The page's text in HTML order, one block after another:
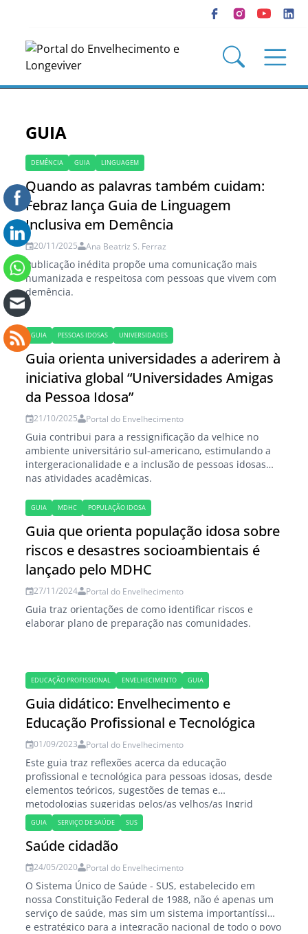
GUIA
DEMÊNCIA GUIA LINGUAGEM
Quando as palavras também cuidam:
Febraz lança Guia de Linguagem
Inclusiva em Demência
20/11/2025 Ana Beatriz S. Ferraz
Publicação inédita propõe uma comunicação mais
humanizada e respeitosa com pessoas que vivem com
demência.
GUIA PESSOAS IDOSAS UNIVERSIDADES
Guia orienta universidades a aderirem à
iniciativa global “Universidades Amigas
da Pessoa Idosa”
21/10/2025 Portal do Envelhecimento
Guia contribui para a ressignificação da velhice no
ambiente universitário sul-americano, estimulando a
intergeracionalidade e a inclusão de pessoas idosas
nas atividades acadêmicas.
GUIA MDHC POPULAÇÃO IDOSA
Guia que orienta população idosa sobre
riscos e desastres socioambientais é
lançado pelo MDHC
27/11/2024 Portal do Envelhecimento
Guia traz orientações de como identificar riscos e
elaborar plano de preparação nas comunidades.
EDUCAÇÃO PROFISSIONAL ENVELHECIMENTO GUIA
Guia didático: Envelhecimento e
Educação Profissional e Tecnológica
01/09/2023 Portal do Envelhecimento
Este guia traz reflexões acerca da educação
profissional e tecnológica para pessoas idosas, desde
elementos teóricos, sugestões de temas e
metodologias sugeridas pelos/as velhos/as Ingrid
Rochelle Rêgo Nogueira e Francisco Vanderlei Ferreira
da Costa (*) Este Guia Didático é parte da
Dissertação Entre Demandas e Invisibilidades:
Educação Profissional…
GUIA SERVIÇO DE SAÚDE SUS
Saúde cidadão
24/05/2020 Portal do Envelhecimento
O Sistema Único de Saúde - SUS, estabelecido em
nossa Constituição Federal de 1988, não é apenas um
serviço de saúde, mas sim um sistema importantíssimo
e estratégico para a integração nacional de todo o povo